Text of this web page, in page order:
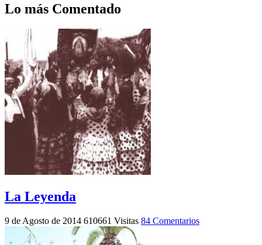
Lo más Comentado
La Leyenda
9 de Agosto de 2014 610661 Visitas 84 Comentarios